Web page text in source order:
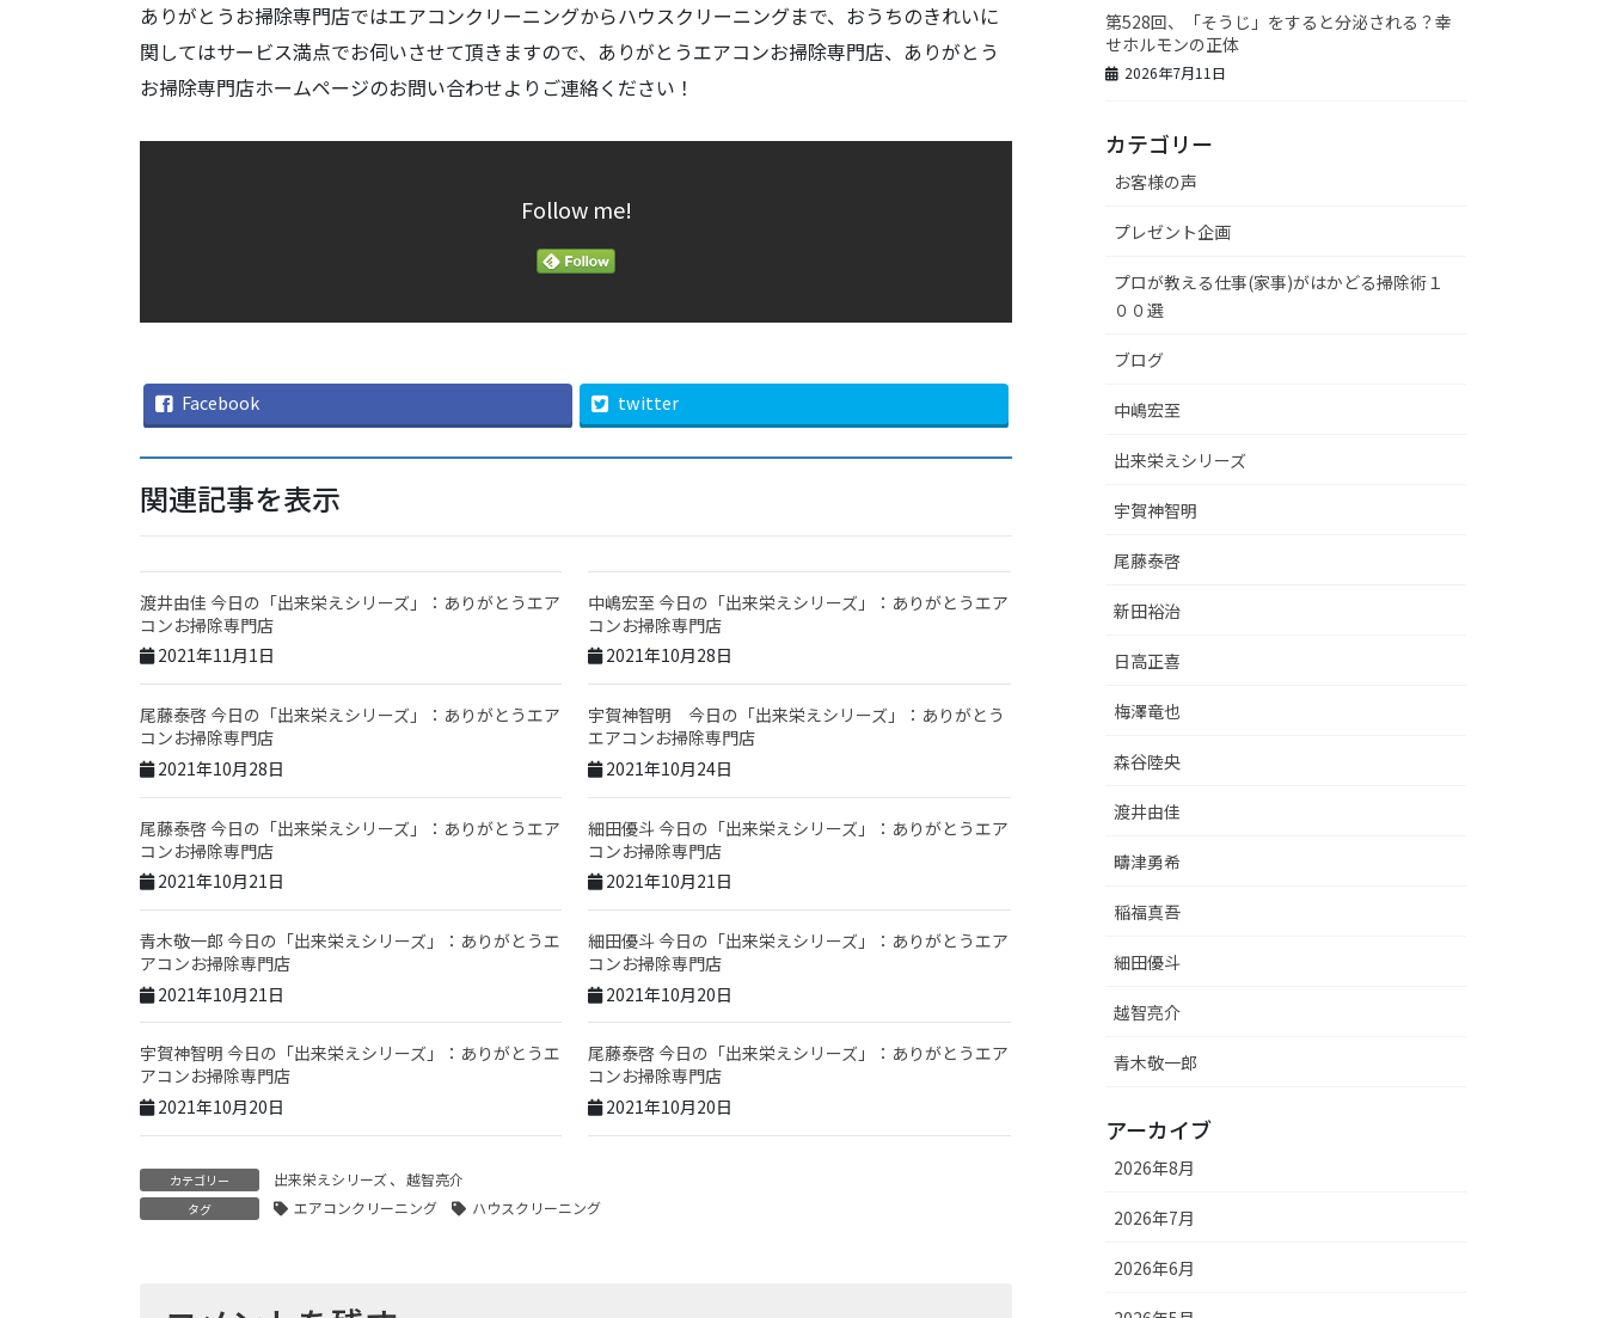
ありがとうお掃除専門店ではエアコンクリーニングからハウスクリーニングまで、おうちのきれいに
関してはサービス満点でお伺いさせて頂きますので、ありがとうエアコンお掃除専門店、ありがとう
お掃除専門店ホームページのお問い合わせよりご連絡ください！
Follow me!
Facebook twitter
関連記事を表示
渡井由佳 今日の「出来栄えシリーズ」：ありがとうエア
コンお掃除専門店
2021年11月1日
中嶋宏至 今日の「出来栄えシリーズ」：ありがとうエア
コンお掃除専門店
2021年10月28日
尾藤泰啓 今日の「出来栄えシリーズ」：ありがとうエア
コンお掃除専門店
2021年10月28日
宇賀神智明 今日の「出来栄えシリーズ」：ありがとう
エアコンお掃除専門店
2021年10月24日
尾藤泰啓 今日の「出来栄えシリーズ」：ありがとうエア
コンお掃除専門店
2021年10月21日
細田優斗 今日の「出来栄えシリーズ」：ありがとうエア
コンお掃除専門店
2021年10月21日
青木敬一郎 今日の「出来栄えシリーズ」：ありがとうエ
アコンお掃除専門店
2021年10月21日
細田優斗 今日の「出来栄えシリーズ」：ありがとうエア
コンお掃除専門店
2021年10月20日
宇賀神智明 今日の「出来栄えシリーズ」：ありがとうエ
アコンお掃除専門店
2021年10月20日
尾藤泰啓 今日の「出来栄えシリーズ」：ありがとうエア
コンお掃除専門店
2021年10月20日
カテゴリー 出来栄えシリーズ、 越智亮介
タグ エアコンクリーニング ハウスクリーニング
第528回、「そうじ」をすると分泌される？幸
せホルモンの正体
2026年7月11日
カテゴリー
お客様の声
プレゼント企画
プロが教える仕事(家事)がはかどる掃除術１
００選
ブログ
中嶋宏至
出来栄えシリーズ
宇賀神智明
尾藤泰啓
新田裕治
日高正喜
梅澤竜也
森谷陸央
渡井由佳
疇津勇希
稲福真吾
細田優斗
越智亮介
青木敬一郎
アーカイブ
2026年8月
2026年7月
2026年6月